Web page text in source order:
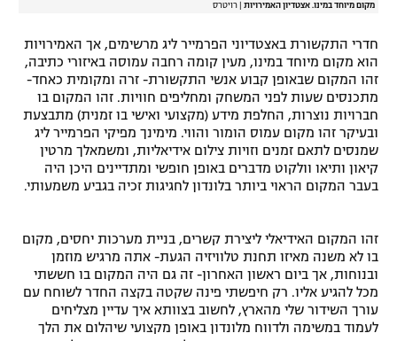
מקום מיוחד במינו. אצטדיון האמירויות רויטרס
חדרי התקשורת באצטדיוני הפרמייר ליג מרשימים, אך האמירויות
הוא מקום מיוחד במינו, מעין קומה רחבה עמוסה באיזורי כתיבה,
זהו המקום שבאופן קבוע אנשי התקשורת- זרה ומקומית כאחד-
מתכנסים שעות לפני המשחק ומחליפים חוויות. זהו המקום בו
חברויות נוצרות, החלפת מידע (מקצועי ואישי בו זמנית) מתבצעת
ובעיקר זהו מקום עמוס הומור והווי. מימינך מפיקי הפרמייר ליג
שמנסים לתאם זמנים וזויות צילום אידיאליות, ומשמאלך מרטין
קיאון ותיאו וולקוט מדברים באופן חופשי ומתדיינים היכן היה
בעבר המקום הראוי ביותר בלונדון לחגיגות זכיה בגביע משמעותי.
זהו המקום האידיאלי ליצירת קשרים, בניית מערכות יחסים, מקום
בו לא משנה מאיזו תחנת טלוויזיה הגעת- אתה מרגיש מוזמן
ובנוחות, אך ביום ראשון האחרון- זה גם היה המקום בו חששתי
מכל להגיע אליו. רק חיפשתי פינה שקטה בקצה החדר לשוחח עם
עורך השידור שלי מהארץ, לחשוב בצוותא איך עדיין מצליחים
לעמוד במשימה ולדווח מלונדון באופן מקצועי שיהלום את הלך